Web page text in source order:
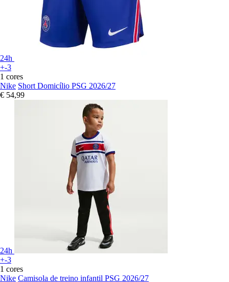
24h
+-3
1 cores
Nike Short Domicílio PSG 2026/27
€ 54,99
24h
+-3
1 cores
Nike Camisola de treino infantil PSG 2026/27